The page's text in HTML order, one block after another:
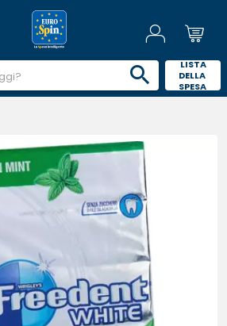
LISTA
DELLA
SPESA